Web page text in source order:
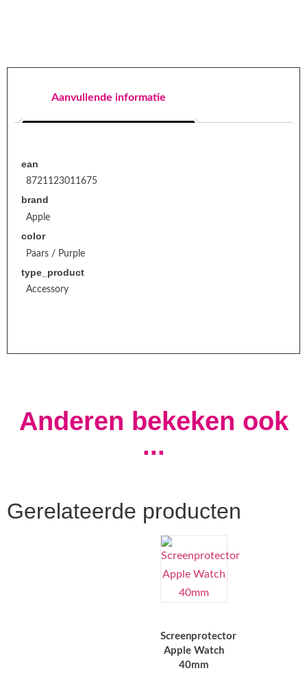
Aanvullende informatie
ean
8721123011675
brand
Apple
color
Paars / Purple
type_product
Accessory
Anderen bekeken ook
...
Gerelateerde producten
Screenprotector
Apple Watch
40mm